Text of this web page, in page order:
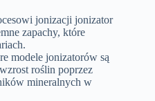
jonizacji jonizator
zapachy, które
modele jonizatorów są
roślin poprzez
mineralnych w